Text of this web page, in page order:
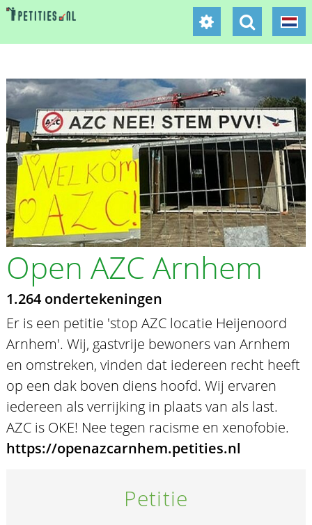
Open AZC Arnhem
1.264 ondertekeningen
Er is een petitie 'stop AZC locatie Heijenoord
Arnhem'. Wij, gastvrije bewoners van Arnhem
en omstreken, vinden dat iedereen recht heeft
op een dak boven diens hoofd. Wij ervaren
iedereen als verrijking in plaats van als last.
AZC is OKE! Nee tegen racisme en xenofobie.
https://openazcarnhem.petities.nl
Petitie